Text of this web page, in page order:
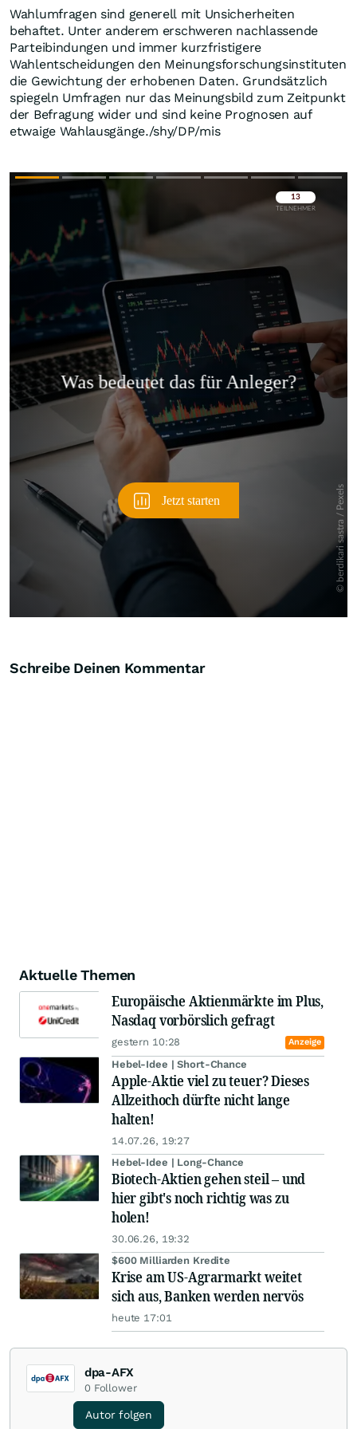
Wahlumfragen sind generell mit Unsicherheiten
behaftet. Unter anderem erschweren nachlassende
Parteibindungen und immer kurzfristigere
Wahlentscheidungen den Meinungsforschungsinstituten
die Gewichtung der erhobenen Daten. Grundsätzlich
spiegeln Umfragen nur das Meinungsbild zum Zeitpunkt
der Befragung wider und sind keine Prognosen auf
etwaige Wahlausgänge./shy/DP/mis
Überspringen
Schreibe Deinen Kommentar
Aktuelle Themen
Europäische Aktienmärkte im Plus,
Nasdaq vorbörslich gefragt
gestern 10:28 Anzeige
Hebel-Idee | Short-Chance
Apple-Aktie viel zu teuer? Dieses
Allzeithoch dürfte nicht lange
halten!
14.07.26, 19:27
Hebel-Idee | Long-Chance
Biotech-Aktien gehen steil – und
hier gibt's noch richtig was zu
holen!
30.06.26, 19:32
$600 Milliarden Kredite
Krise am US-Agrarmarkt weitet
sich aus, Banken werden nervös
heute 17:01
dpa-AFX
0 Follower
Autor folgen